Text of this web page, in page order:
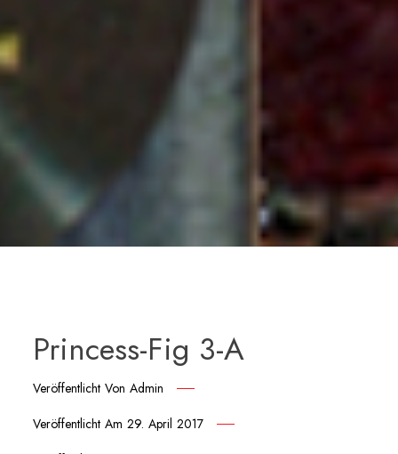
Princess-Fig 3-A
Veröffentlicht VonAdmin
Veröffentlicht Am29. April 2017